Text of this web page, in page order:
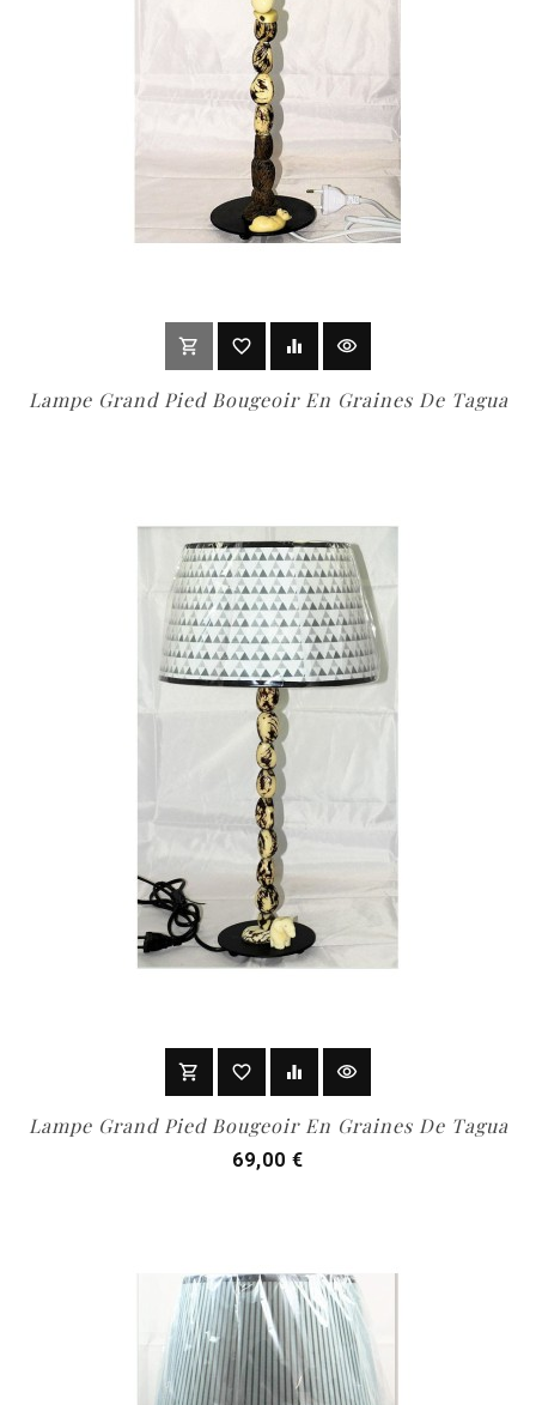
shopping_cart out of stock
favorite_border equalizer visibility
Lampe Grand Pied Bougeoir En Graines De Tagua
shopping_cart Add To Cart
favorite_border equalizer visibility
Lampe Grand Pied Bougeoir En Graines De Tagua
69,00 €